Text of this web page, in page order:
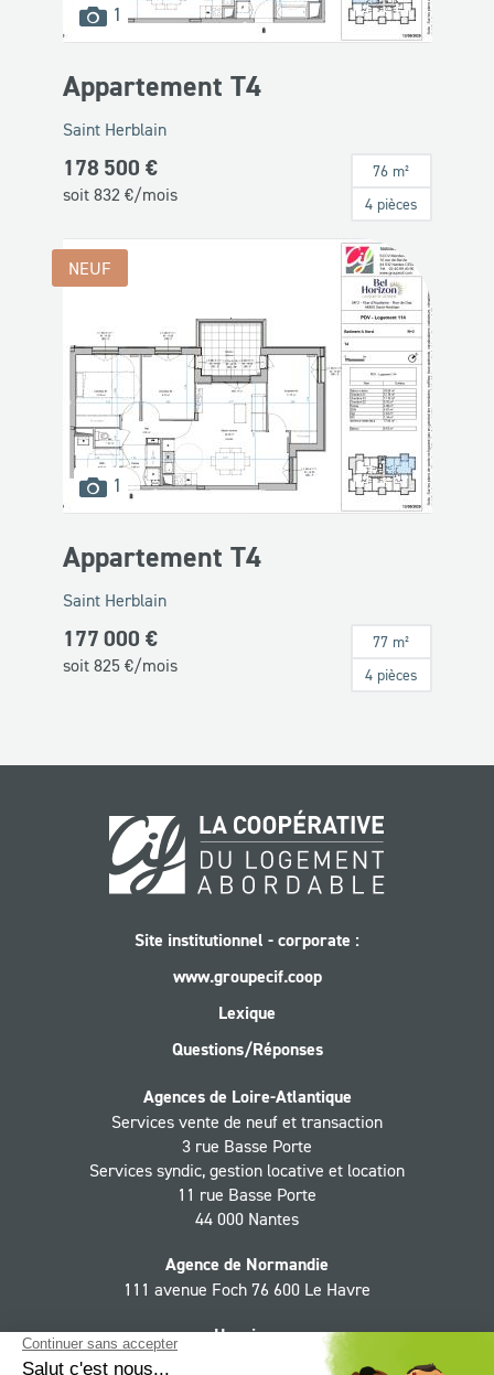
1 images
disponibles
Appartement T4
Saint Herblain
178 500 €
soit 832 €/mois
76 m²
4 pièces
1 images
disponibles
NEUF
Appartement T4
Saint Herblain
177 000 €
soit 825€/mois
77 m²
4 pièces
Site institutionnel - corporate :
www.groupecif.coop
Lexique
Questions/Réponses
Agences de Loire-Atlantique
Services vente de neuf et transaction
3 rue Basse Porte
Services syndic, gestion locative et location
11 rue Basse Porte
44 000 Nantes
Agence de Normandie
111 avenue Foch 76 600 Le Havre
Horaires